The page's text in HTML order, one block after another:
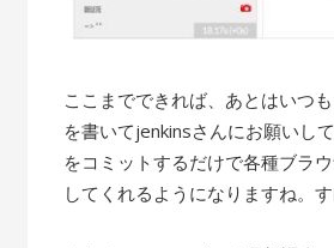
ここまでできれば、あとはいつ
を書いてjenkinsさんにお願いし
をコミットするだけで各種ブラ
してくれるようになりますね。す